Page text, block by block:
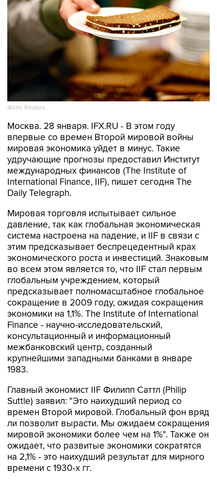
Фото: Reuters
Москва. 28 января. IFX.RU - В этом году
впервые со времен Второй мировой войны
мировая экономика уйдет в минус. Такие
удручающие прогнозы предоставил Институт
международных финансов (The Institute of
International Finance, IIF), пишет сегодня The
Daily Telegraph.
Мировая торговля испытывает сильное
давление, так как глобальная экономическая
система настроена на падение, и IIF в связи с
этим предсказывает беспрецедентный крах
экономического роста и инвестиций. Знаковым
во всем этом является то, что IIF стал первым
глобальным учреждением, который
предсказывает полномасштабное глобальное
сокращение в 2009 году, ожидая сокращения
экономики на 1,1%. The Institute of International
Finance - научно-исследовательский,
консультационный и информационный
межбанковский центр, созданный
крупнейшими западными банками в январе
1983.
Главный экономист IIF Филипп Саттл (Philip
Suttle) заявил: "Это наихудший период со
времен Второй мировой. Глобальный фон вряд
ли позволит вырасти. Мы ожидаем сокращения
мировой экономики более чем на 1%". Также он
ожидает, что развитые экономики сократятся
на 2,1% - это наихудший результат для мирного
времени с 1930-х гг.